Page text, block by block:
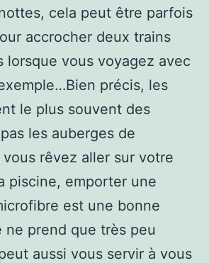
cela peut être parfois
accrocher deux trains
lorsque vous voyagez avec
précis, les
le plus souvent des
les auberges de
rêvez aller sur votre
piscine, emporter une
est une bonne
ne prend que très peu
aussi vous servir à vous